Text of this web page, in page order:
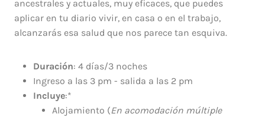
ancestrales y actuales, muy eficaces, que puedes
aplicar en tu diario vivir, en casa o en el trabajo,
alcanzarás esa salud que nos parece tan esquiva.
Duración: 4 días/3 noches
Ingreso a las 3 pm - salida a las 2 pm
Incluye:*
Alojamiento (En acomodación múltiple